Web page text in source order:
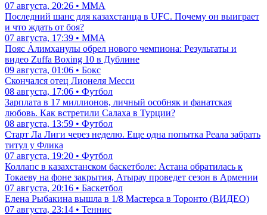
07 августа, 20:26 • ММА
Последний шанс для казахстанца в UFC. Почему он выиграет
и что ждать от боя?
07 августа, 17:39 • ММА
Пояс Алимханулы обрел нового чемпиона: Результаты и
видео Zuffa Boxing 10 в Дублине
09 августа, 01:06 • Бокс
Скончался отец Лионеля Месси
08 августа, 17:06 • Футбол
Зарплата в 17 миллионов, личный особняк и фанатская
любовь. Как встретили Салаха в Турции?
08 августа, 13:59 • Футбол
Старт Ла Лиги через неделю. Еще одна попытка Реала забрать
титул у Флика
07 августа, 19:20 • Футбол
Коллапс в казахстанском баскетболе: Астана обратилась к
Токаеву на фоне закрытия, Атырау проведет сезон в Армении
07 августа, 20:16 • Баскетбол
Елена Рыбакина вышла в 1/8 Мастерса в Торонто (ВИДЕО)
07 августа, 23:14 • Теннис